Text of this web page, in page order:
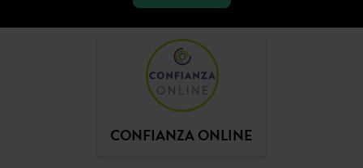
CONFIANZA ONLINE